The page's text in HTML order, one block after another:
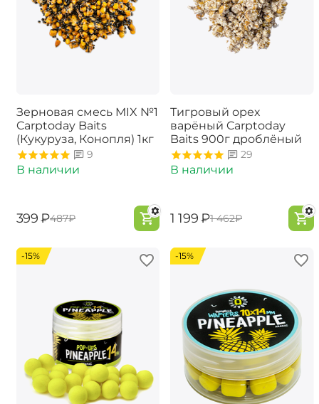
Зерновая смесь MIX №1
Carptoday Baits
(Кукуруза, Конопля) 1кг
9
В наличии
‍399‍ ₽‍487‍₽
Тигровый орех
варёный Carptoday
Baits 900г дроблёный
29
В наличии
‍1 199‍₽‍1 462‍₽
-15% -15%